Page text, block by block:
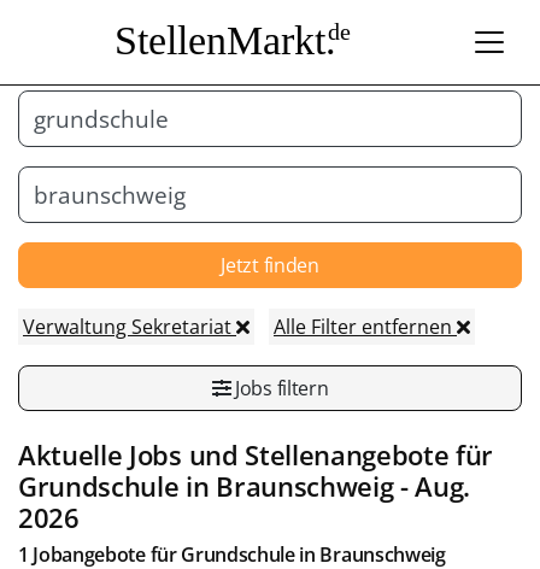
StellenMarkt.de
Jetzt finden
Verwaltung Sekretariat Alle Filter entfernen
Jobs filtern
Aktuelle Jobs und Stellenangebote für
Grundschule in Braunschweig- Aug.
2026
1 Jobangebote fürGrundschulein Braunschweig